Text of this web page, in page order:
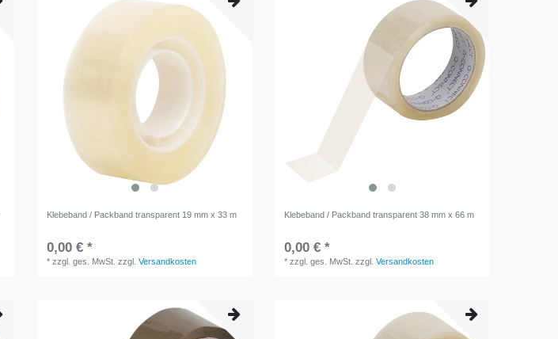
Klebeband / Packband transparent 19 mm x 33 m
0,00 € *
*zzgl. ges. MwSt. zzgl.Versandkosten
Klebeband / Packband transparent 38 mm x 66 m
0,00 € *
*zzgl. ges. MwSt. zzgl.Versandkosten